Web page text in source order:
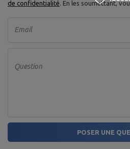
de confidentialité. En les soumettant,
Email
Question
POSER UNE